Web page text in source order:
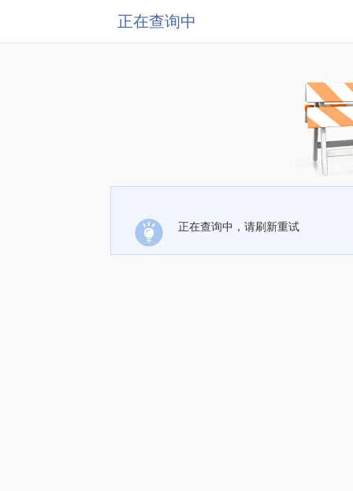
正在查询中
正在查询中，请刷新重试